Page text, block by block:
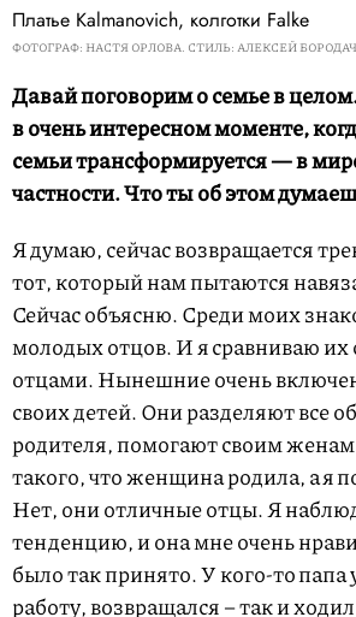
Платье Kalmanovich, колготки Falke
ФОТОГРАФ: НАСТЯ ОРЛОВА. СТИЛЬ: АЛЕКСЕЙ
Давай поговорим о семье в
в очень интересном моменте,
семьи трансформируется — в
частности. Что ты об этом
Я думаю, сейчас возвращается
тот, который нам пытаются
Сейчас объясню. Среди моих
молодых отцов. И я сравниваю
отцами. Нынешние очень
своих детей. Они разделяют все
родителя, помогают своим
такого, что женщина родила, а я
Нет, они отличные отцы. Я
тенденцию, и она мне очень
было так принято. У кого-то папа
работу, возвращался – так и